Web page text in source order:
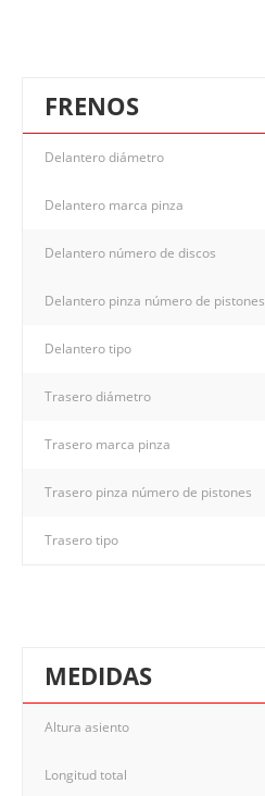
FRENOS
Delantero diámetro
Delantero marca pinza
Delantero número de discos
Delantero pinza número de pistones
Delantero tipo
Trasero diámetro
Trasero marca pinza
Trasero pinza número de pistones
Trasero tipo
MEDIDAS
Altura asiento
Longitud total